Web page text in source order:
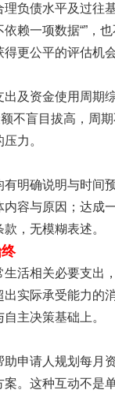
负债水平及过往
赖一项数据“”，
更公平的评估机会
及资金使用周期
不盲目拔高，周
力。
明确说明与时间
容与原因；达成
，无模糊表述。
活相关必要支出
实际承受能力的
主决策基础上。
申请人规划每月
。这种互动不是